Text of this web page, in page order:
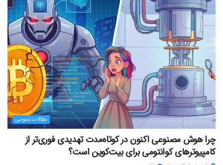
مقالات عمومی
چرا هوش مصنوعی اکنون در کوتاه‌مدت تهدیدی فوری‌تر از
کامپیوترهای کوانتومی برای بیت‌کوین است؟